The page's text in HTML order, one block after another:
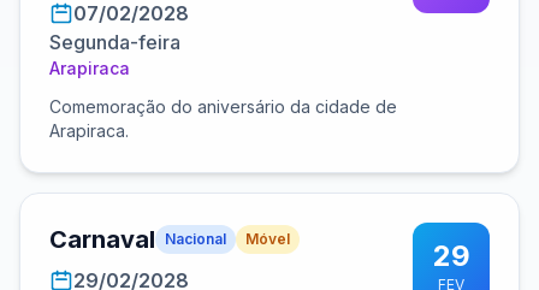
07/02/2028
Segunda-feira
Arapiraca
Comemoração do aniversário da cidade de
Arapiraca.
Carnaval Nacional Móvel
29/02/2028
29
FEV